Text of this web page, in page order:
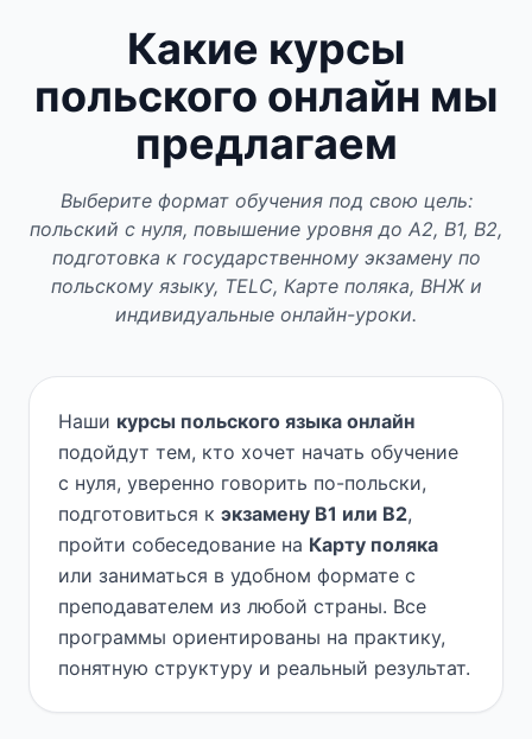
Какие курсы
польского онлайн мы
предлагаем
Выберите формат обучения под свою цель:
польский с нуля, повышение уровня до A2, B1, B2,
подготовка к государственному экзамену по
польскому языку, TELC, Карте поляка, ВНЖ и
индивидуальные онлайн-уроки.
Наши курсы польского языка онлайн
подойдут тем, кто хочет начать обучение
с нуля, уверенно говорить по-польски,
подготовиться к экзамену B1 или B2,
пройти собеседование на Карту поляка
или заниматься в удобном формате с
преподавателем из любой страны. Все
программы ориентированы на практику,
понятную структуру и реальный результат.